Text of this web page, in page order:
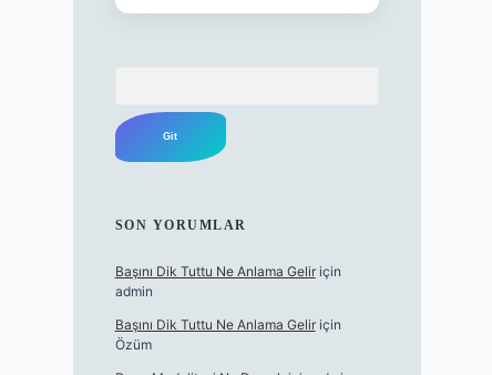
SON YORUMLAR
Başını Dik Tuttu Ne Anlama Geliriçin
admin
Başını Dik Tuttu Ne Anlama Geliriçin
Özüm